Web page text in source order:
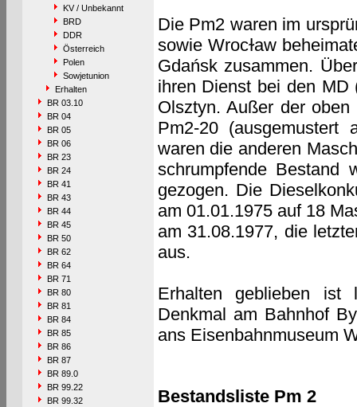
KV / Unbekannt
BRD
DDR
Österreich
Polen
Sowjetunion
Erhalten
BR 03.10
BR 04
BR 05
BR 06
BR 23
BR 24
BR 41
BR 43
BR 44
BR 45
BR 50
BR 62
BR 64
BR 71
BR 80
BR 81
BR 84
BR 85
BR 86
BR 87
BR 89.0
BR 99.22
BR 99.32
Die Pm2 waren im
sowie Wrocɫaw
Gdańsk zusammen.
ihren Dienst bei den MD
Olsztyn. Außer der
Pm2-20 (ausgemustert
waren die anderen
schrumpfende Bestand
gezogen. Die
am 01.01.1975 auf 18
am 31.08.1977, die
aus.
Erhalten geblieben
Denkmal am Bahnhof
ans Eisenbahnmuseum
Bestandsliste Pm 2